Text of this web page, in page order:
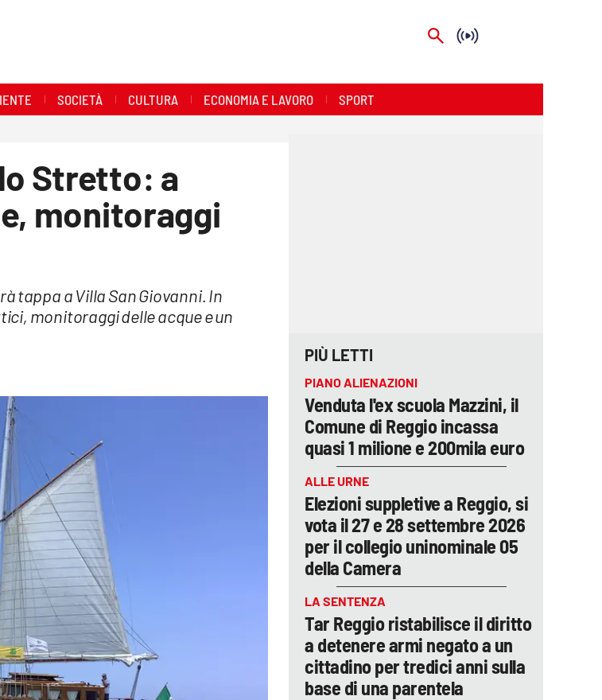
SOCIETÀ CULTURA ECONOMIA E LAVORO SPORT
Stretto: a
monitoraggi
tappa a Villa San Giovanni. In
monitoraggi delle acque e un
PIÙ LETTI
PIANO ALIENAZIONI
Venduta l'ex scuola Mazzini, il
Comune di Reggio incassa
quasi 1 milione e 200mila euro
ALLE URNE
Elezioni suppletive a Reggio, si
vota il 27 e 28 settembre 2026
per il collegio uninominale 05
della Camera
LA SENTENZA
Tar Reggio ristabilisce il diritto
a detenere armi negato a un
cittadino per tredici anni sulla
base di una parentela